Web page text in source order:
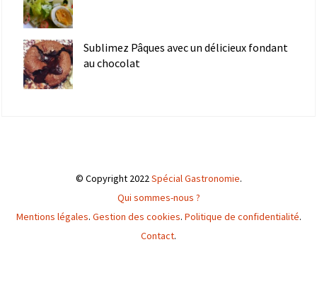
Sublimez Pâques avec un délicieux fondant
au chocolat
© Copyright 2022Spécial Gastronomie.
Qui sommes-nous ?
Mentions légales. Gestion des cookies. Politique de confidentialité.
Contact.